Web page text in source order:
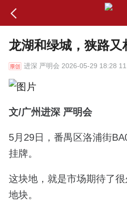
龙湖和绿城，狭路又
进深 严明会 2026-05-29 18:28
文/广州进深 严明会
5月29日，番禺区洛浦街
挂牌。
这块地，就是市场期待了
地块。